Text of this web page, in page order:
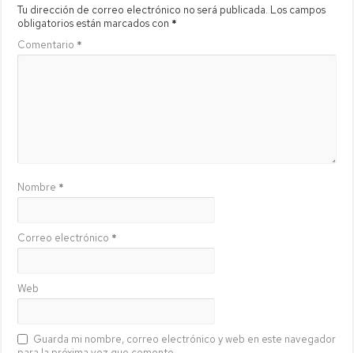
Tu dirección de correo electrónico no será publicada. Los campos
obligatorios están marcados con *
Comentario *
Nombre *
Correo electrónico *
Web
Guarda mi nombre, correo electrónico y web en este navegador